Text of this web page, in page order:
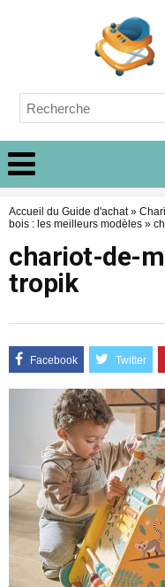
Accueil du Guide d'achat»
bois : les meilleurs modèles »
chariot-de-
tropik